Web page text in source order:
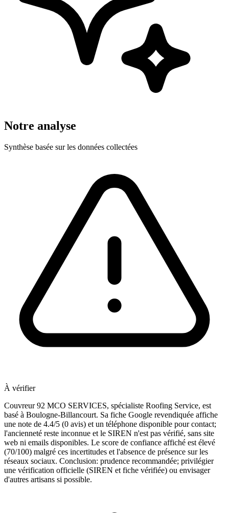
Notre analyse
Synthèse basée sur les données collectées
À vérifier
Couvreur 92 MCO SERVICES, spécialiste Roofing Service, est
basé à Boulogne-Billancourt. Sa fiche Google revendiquée affiche
une note de 4.4/5 (0 avis) et un téléphone disponible pour contact;
l'ancienneté reste inconnue et le SIREN n'est pas vérifié, sans site
web ni emails disponibles. Le score de confiance affiché est élevé
(70/100) malgré ces incertitudes et l'absence de présence sur les
réseaux sociaux. Conclusion: prudence recommandée; privilégier
une vérification officielle (SIREN et fiche vérifiée) ou envisager
d'autres artisans si possible.